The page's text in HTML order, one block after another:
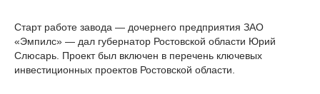
Старт работе завода — дочернего предприятия ЗАО
«Эмпилс» — дал губернатор Ростовской области Юрий
Слюсарь. Проект был включен в перечень ключевых
инвестиционных проектов Ростовской области.